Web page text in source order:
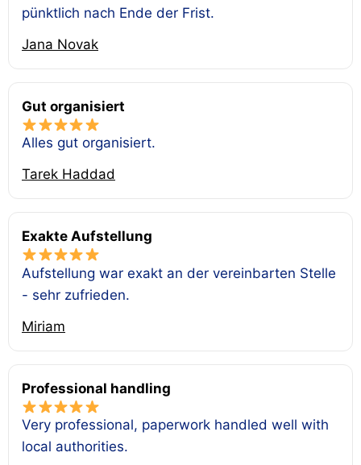
pünktlich nach Ende der Frist.
Jana Novak
Gut organisiert
Alles gut organisiert.
Tarek Haddad
Exakte Aufstellung
Aufstellung war exakt an der vereinbarten Stelle
- sehr zufrieden.
Miriam
Professional handling
Very professional, paperwork handled well with
local authorities.